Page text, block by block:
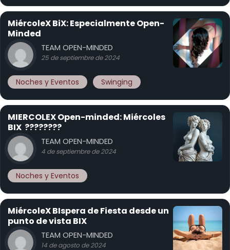
MiércoleX BiX: Especialmente Open-
Minded
TEAM OPEN-MINDED
25 de septiembre de 2024
Noches y Eventos Swinging
MIERCOLEX Open-minded: Miércoles
BIX ????????
TEAM OPEN-MINDED
4 de septiembre de 2024
Noches y Eventos
MiércoleX BIspera de Fiesta desde un
punto de vista BIX
TEAM OPEN-MINDED
14 de agosto de 2024